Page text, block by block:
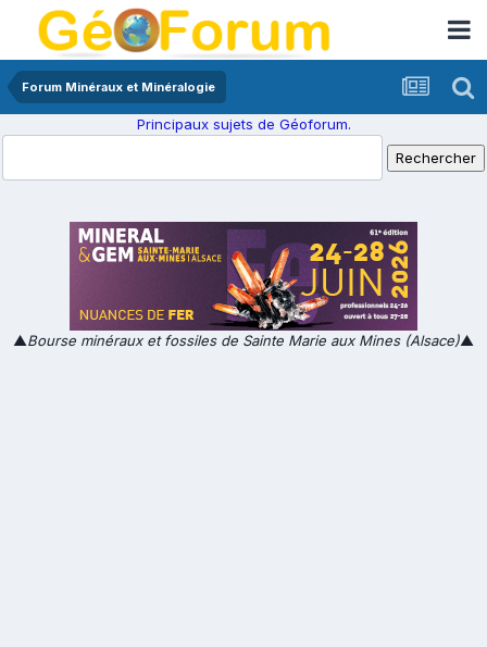
Forum Minéraux et Minéralogie
Principaux sujets de Géoforum.
▲Bourse minéraux et fossiles de Sainte Marie aux Mines (Alsace)▲